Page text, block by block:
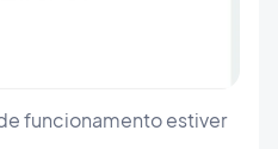
funcionamento estiver